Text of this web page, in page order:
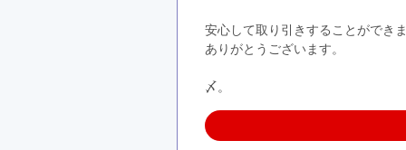
安心して取り引きすることができ
ありがとうございます。
〆。